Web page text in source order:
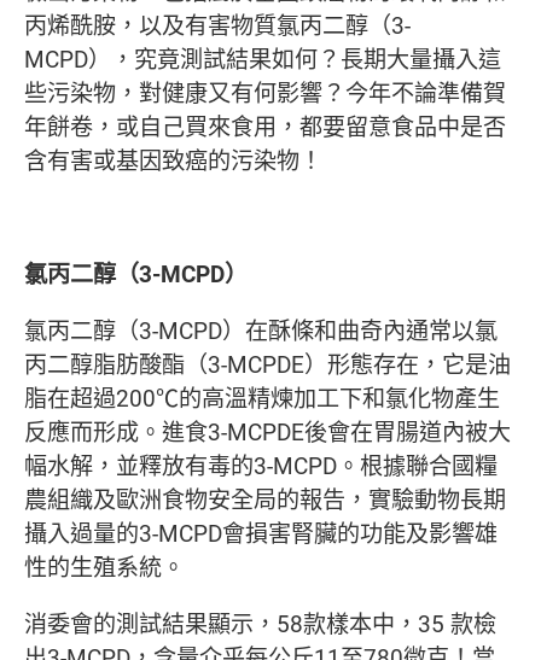
丙烯酰胺，以及有害物質氯丙二醇（3-
MCPD），究竟測試結果如何？長期大量攝入這
些污染物，對健康又有何影響？今年不論準備賀
年餅卷，或自己買來食用，都要留意食品中是否
含有害或基因致癌的污染物！
氯丙二醇（3-MCPD）
氯丙二醇（3-MCPD）在酥條和曲奇內通常以氯
丙二醇脂肪酸酯（3-MCPDE）形態存在，它是油
脂在超過200℃的高溫精煉加工下和氯化物產生
反應而形成。進食3-MCPDE後會在胃腸道內被大
幅水解，並釋放有毒的3-MCPD。根據聯合國糧
農組織及歐洲食物安全局的報告，實驗動物長期
攝入過量的3-MCPD會損害腎臟的功能及影響雄
性的生殖系統。
消委會的測試結果顯示，58款樣本中，35 款檢